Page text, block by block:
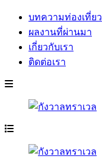
บทความท่องเที่ยว
ผลงานที่ผ่านมา
เกี่ยวกับเรา
ติดต่อเรา